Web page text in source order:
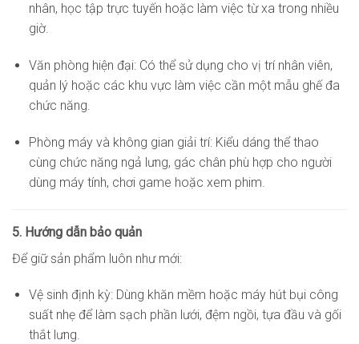
nhân, học tập trực tuyến hoặc làm việc từ xa trong nhiều
giờ.
Văn phòng hiện đại: Có thể sử dụng cho vị trí nhân viên,
quản lý hoặc các khu vực làm việc cần một mẫu ghế đa
chức năng.
Phòng máy và không gian giải trí: Kiểu dáng thể thao
cùng chức năng ngả lưng, gác chân phù hợp cho người
dùng máy tính, chơi game hoặc xem phim.
5. Hướng dẫn bảo quản
Để giữ sản phẩm luôn như mới:
Vệ sinh định kỳ: Dùng khăn mềm hoặc máy hút bụi công
suất nhẹ để làm sạch phần lưới, đệm ngồi, tựa đầu và gối
thắt lưng.